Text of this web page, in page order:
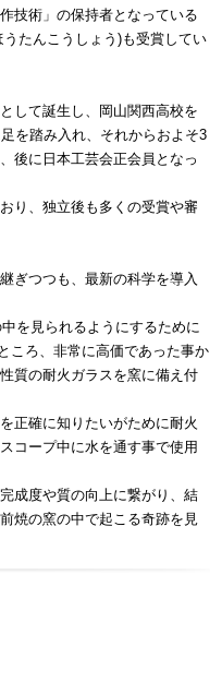
技術」の保持者となっている
たんこうしょう)も受賞してい
して誕生し、岡山関西高校を
を踏み入れ、それからおよそ3
後に日本工芸会正会員となっ
り、独立後も多くの受賞や審
ぎつつも、最新の科学を導入
を見られるようにするために
ころ、非常に高価であった事か
質の耐火ガラスを窯に備え付
正確に知りたいがために耐火
コープ中に水を通す事で使用
成度や質の向上に繋がり、結
焼の窯の中で起こる奇跡を見